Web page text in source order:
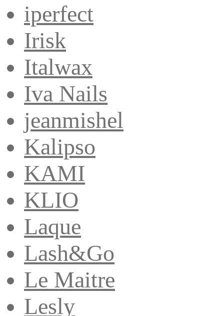
iperfect
Irisk
Italwax
Iva Nails
jeanmishel
Kalipso
KAMI
KLIO
Laque
Lash&Go
Le Maitre
Lesly